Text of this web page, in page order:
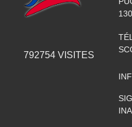
792754 VISITES